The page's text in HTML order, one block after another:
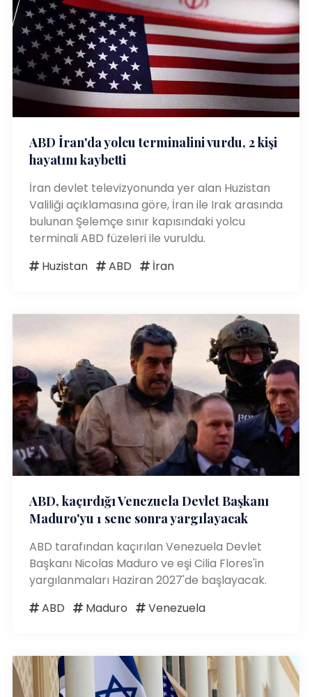
ABD İran'da yolcu terminalini vurdu, 2 kişi
hayatını kaybetti
İran devlet televizyonunda yer alan Huzistan
Valiliği açıklamasına göre, İran ile Irak arasında
bulunan Şelemçe sınır kapısındaki yolcu
terminali ABD füzeleri ile vuruldu.
Huzistan
ABD İran
ABD, kaçırdığı Venezuela Devlet Başkanı
Maduro'yu 1 sene sonra yargılayacak
ABD tarafından kaçırılan Venezuela Devlet
Başkanı Nicolas Maduro ve eşi Cilia Flores'in
yargılanmaları Haziran 2027'de başlayacak.
ABD
Maduro Venezuela